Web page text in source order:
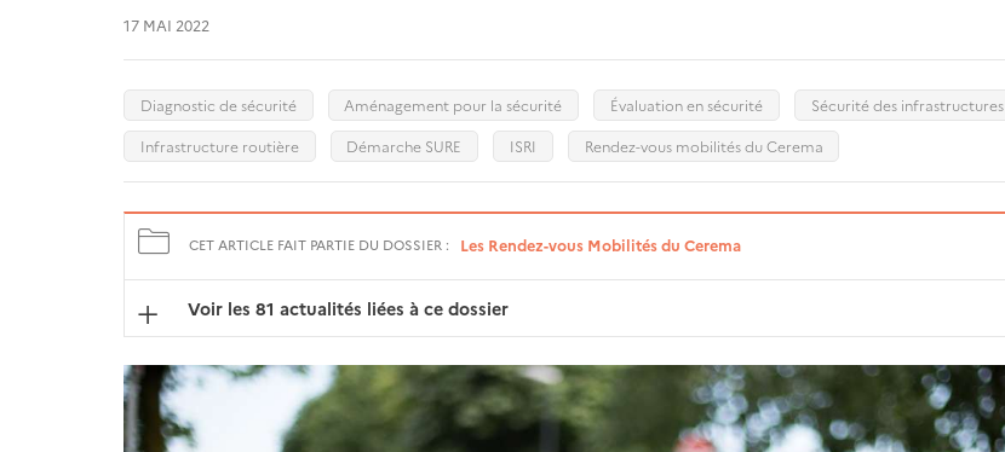
17 MAI 2022
Diagnostic de sécurité Aménagement pour la sécurité Évaluation en sécurité
Sécurité des infrastructures
Infrastructure routière
Démarche SURE ISRI Rendez-vous mobilités du Cerema
CET ARTICLE FAIT PARTIE DU DOSSIER : Les Rendez-vous Mobilités du Cerema
Voir les 81 actualités liées à ce dossier